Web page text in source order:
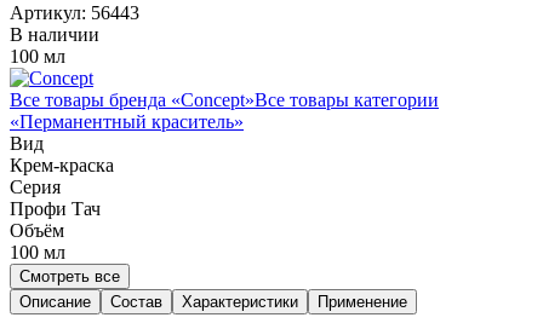
Артикул: 56443
В наличии
100 мл
Все товары бренда «Concept»Все товары категории
«Перманентный краситель»
Вид
Крем-краска
Серия
Профи Тач
Объём
100 мл
Смотреть все
Описание
Состав Характеристики Применение